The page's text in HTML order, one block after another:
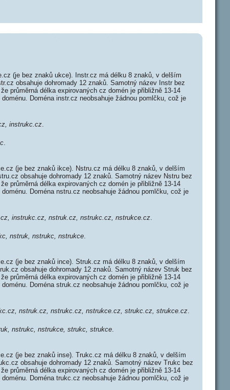
(je bez znaků ukce). Instr.cz má délku 8 znaků, v delším
obsahuje dohromady 12 znaků. Samotný název Instr bez
průměrná délka expirovaných cz domén je přibližně 13-14
Doména instr.cz neobsahuje žádnou pomlčku, což je
instrukc.cz.
.
(je bez znaků ikce). Nstru.cz má délku 8 znaků, v delším
obsahuje dohromady 12 znaků. Samotný název Nstru bez
průměrná délka expirovaných cz domén je přibližně 13-14
Doména nstru.cz neobsahuje žádnou pomlčku, což je
instrukc.cz, nstruk.cz, nstrukc.cz, nstrukce.cz.
nstruk, nstrukc, nstrukce.
(je bez znaků ince). Struk.cz má délku 8 znaků, v delším
obsahuje dohromady 12 znaků. Samotný název Struk bez
průměrná délka expirovaných cz domén je přibližně 13-14
Doména struk.cz neobsahuje žádnou pomlčku, což je
nstruk.cz, nstrukc.cz, nstrukce.cz, strukc.cz, strukce.cz.
nstrukc, nstrukce, strukc, strukce.
(je bez znaků inse). Trukc.cz má délku 8 znaků, v delším
obsahuje dohromady 12 znaků. Samotný název Trukc bez
průměrná délka expirovaných cz domén je přibližně 13-14
Doména trukc.cz neobsahuje žádnou pomlčku, což je